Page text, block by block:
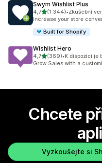
Swym Wishlist Plus
4,7z 5 hvězd
(1 344)
Celkový počet recenzí:
•Zkušební
Increase your store
Built for Shopify
Wishlist Hero
4,7z 5 hvězd
(369)
Celkový počet recenzí:
•K dispozici je
Grow Sales with a
Chcete
Vyzkoušejte si